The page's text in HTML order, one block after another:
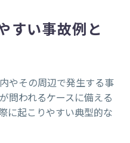
すい事故例と
やその周辺で発生する事
問われるケースに備える
に起こりやすい典型的な